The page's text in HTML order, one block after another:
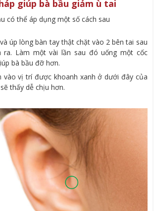
giúp bà bầu giảm ù tai
có thể áp dụng một số cách sau
úp lòng bàn tay thật chặt vào 2 bên tai sau
ra. Làm một vài lần sau đó uống một cốc
bà bầu đỡ hơn.
vào vị trí được khoanh xanh ở dưới đây của
thấy dễ chịu hơn.